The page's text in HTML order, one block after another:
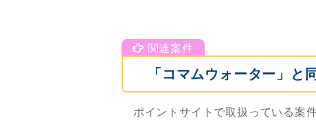
「コマムウォーター」
ポイントサイトで取扱っている案